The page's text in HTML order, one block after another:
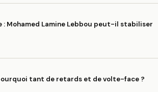
: Mohamed Lamine Lebbou peut-il stabiliser
tant de retards et de volte-face ?